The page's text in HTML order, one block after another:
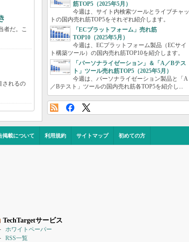
者だ。こ
されるの
筋TOP5（2025年5月）
今週は、サイト内検索ツールとライブチャッ
トの国内売れ筋TOP5をそれぞれ紹介します。
「ECプラットフォーム」売れ筋
TOP10（2025年5月）
今週は、ECプラットフォーム製品（ECサイ
ト構築ツール）の国内売れ筋TOP10を紹介します。
「パーソナライゼーション」＆「A／Bテス
ト」ツール売れ筋TOP5（2025年5月）
今週は、パーソナライゼーション製品と「A
／Bテスト」ツールの国内売れ筋各TOP5を紹介し...
掲載について 利用規約 サイトマップ 初めての方
TechTargetサービス
ホワイトペーパー
RSS一覧